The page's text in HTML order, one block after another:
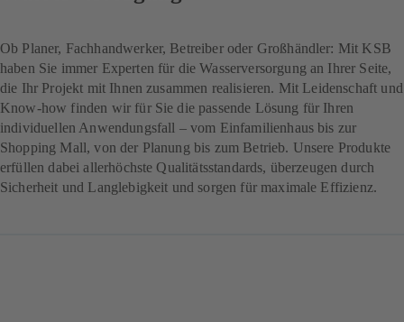
Ob Planer, Fachhandwerker, Betreiber oder Großhändler: Mit KSB
haben Sie immer Experten für die Wasserversorgung an Ihrer Seite,
die Ihr Projekt mit Ihnen zusammen realisieren. Mit Leidenschaft und
Know-how finden wir für Sie die passende Lösung für Ihren
individuellen Anwendungsfall – vom Einfamilienhaus bis zur
Shopping Mall, von der Planung bis zum Betrieb. Unsere Produkte
erfüllen dabei allerhöchste Qualitätsstandards, überzeugen durch
Sicherheit und Langlebigkeit und sorgen für maximale Effizienz.